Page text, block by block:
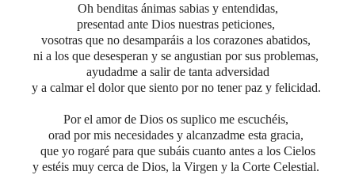
Oh benditas ánimas sabias y entendidas,
presentad ante Dios nuestras peticiones,
vosotras que no desamparáis a los corazones abatidos,
ni a los que desesperan y se angustian por sus problemas,
ayudadme a salir de tanta adversidad
y a calmar el dolor que siento por no tener paz y felicidad.
Por el amor de Dios os suplico me escuchéis,
orad por mis necesidades y alcanzadme esta gracia,
que yo rogaré para que subáis cuanto antes a los Cielos
y estéis muy cerca de Dios, la Virgen y la Corte Celestial.